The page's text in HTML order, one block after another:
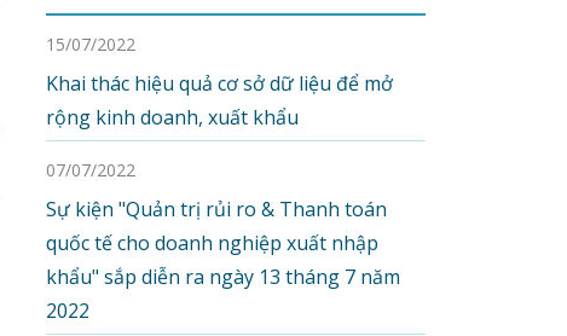
15/07/2022
Khai thác hiệu quả cơ sở dữ liệu để mở
rộng kinh doanh, xuất khẩu
07/07/2022
Sự kiện "Quản trị rủi ro & Thanh toán
quốc tế cho doanh nghiệp xuất nhập
khẩu" sắp diễn ra ngày 13 tháng 7 năm
2022